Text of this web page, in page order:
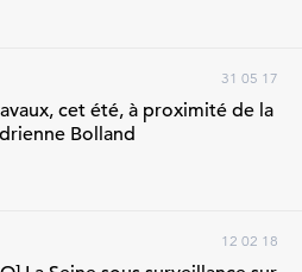
31 05 17
cet été, à proximité de la
Bolland
12 02 18